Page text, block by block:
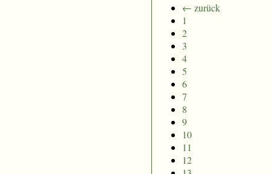
← zurück
1
2
3
4
5
6
7
8
9
10
11
12